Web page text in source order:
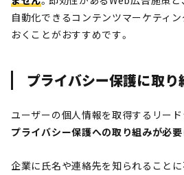
自動化できるコンテンツマーケティン
おくことがおすすめです。
プライバシー保護に取り
ユーザーの個人情報を取得するリード
プライバシー保護への取り組みが必要
企業に氏名や連絡先を知られることに